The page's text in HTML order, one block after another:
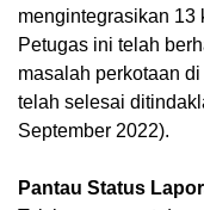
mengintegrasikan 13
Petugas ini telah
masalah perkotaan
telah selesai
September 2022).
Pantau Status